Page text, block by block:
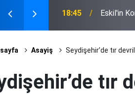
18:45 Eskil'in
Asayiş Seydişehir’de tır
tır